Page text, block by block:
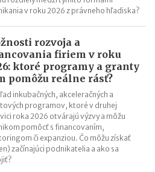
podnikateľov pozitívne. Zlepšiť
v roku 2026 z právneho hľadiska?
rozvoja a
firiem v roku
ktoré programy a granty
pomôžu reálne rásť?
inkubačných, akceleračných a
programov, ktoré v druhej
roka 2026 otvárajú výzvy a môžu
pomôcť s financovaním,
či expanziou. Čo môžu získať
začínajúci podnikatelia a ako sa